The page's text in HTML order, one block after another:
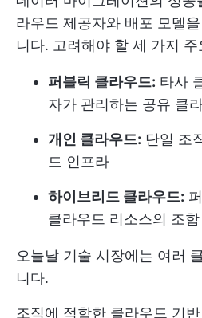
라우드 제공자와 배포 모델
니다. 고려해야 할 세 가지
퍼블릭 클라우드: 타사
자가 관리하는 공유 클
개인 클라우드: 단일 조
드 인프라
하이브리드 클라우드:
클라우드 리소스의 조합
오늘날 기술 시장에는 여러
니다.
조직에 적합한 클라우드 기